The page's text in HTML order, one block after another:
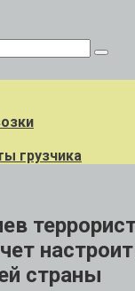
грузчика
страны